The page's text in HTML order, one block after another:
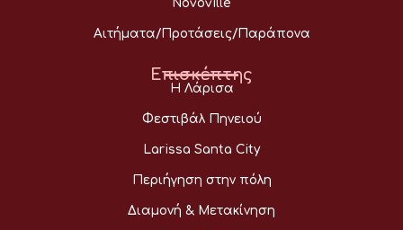
Novoville
Αιτήματα/Προτάσεις/Παράπονα
Επισκέπτης
Η Λάρισα
Φεστιβάλ Πηνειού
Larissa Santa City
Περιήγηση στην πόλη
Διαμονή & Μετακίνηση